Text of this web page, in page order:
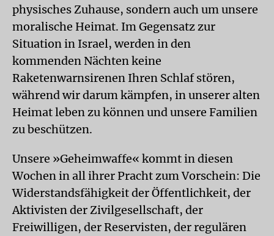
physisches Zuhause, sondern auch um unsere
moralische Heimat. Im Gegensatz zur
Situation in Israel, werden in den
kommenden Nächten keine
Raketenwarnsirenen Ihren Schlaf stören,
während wir darum kämpfen, in unserer alten
Heimat leben zu können und unsere Familien
zu beschützen.
Unsere »Geheimwaffe« kommt in diesen
Wochen in all ihrer Pracht zum Vorschein: Die
Widerstandsfähigkeit der Öffentlichkeit, der
Aktivisten der Zivilgesellschaft, der
Freiwilligen, der Reservisten, der regulären